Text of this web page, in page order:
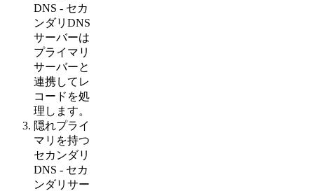
DNS - セカ
ンダリDNS
サーバーは
プライマリ
サーバーと
連携してレ
コードを処
理します。
隠れプライ
マリを持つ
セカンダリ
DNS - セカ
ンダリサー